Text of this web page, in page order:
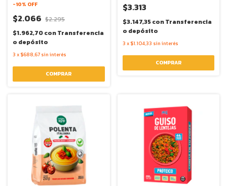
-10% OFF
$2.066 $2.295
$1.962,70conTransferencia
o depósito
3 x $688,67 sin interés
$3.313
$3.147,35conTransferencia
o depósito
3 x $1.104,33 sin interés